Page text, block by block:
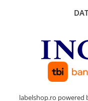
labelshop.ro powered